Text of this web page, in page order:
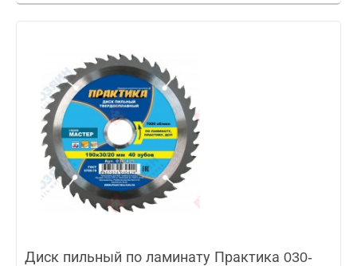
Диск пильный по ламинату Практика 030-